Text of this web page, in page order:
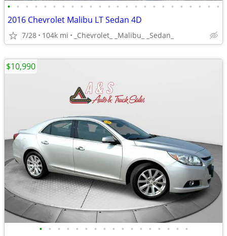
• • • • • • • • • • • • • • • • • • • • • • • •
2016 Chevrolet Malibu LT Sedan 4D
7/28 104k mi _Chevrolet_ _Malibu_ _Sedan_
• • • • • • • • • • • • • • • • •
$10,990